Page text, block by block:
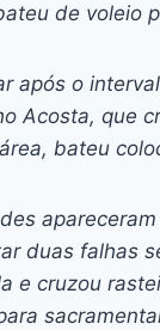
de voleio
após o
Acosta, que
bateu
duas falhas
e cruzou